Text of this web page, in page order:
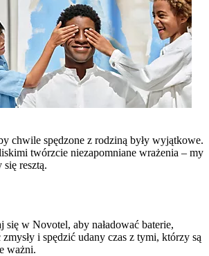
chwile spędzone z rodziną były wyjątkowe.
twórzcie niezapomniane wrażenia – my
się resztą.
się w Novotel, aby naładować baterie,
i spędzić udany czas z tymi, którzy są
ważni.